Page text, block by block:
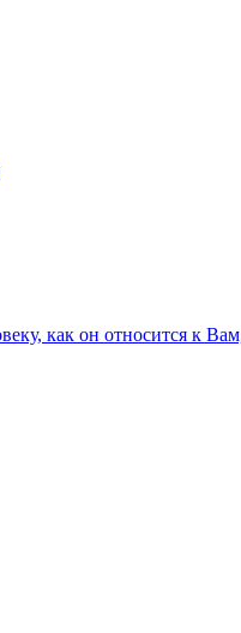
как он относится к